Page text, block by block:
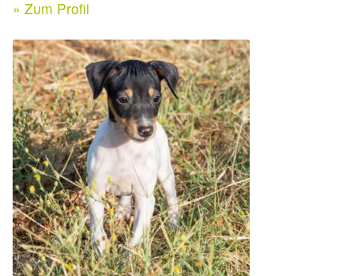
Aktuelle Spenden 2026
Ihre/Eure Spenden – Januar bis Juni 2026
Spenden 2025
Juli bis Dezember 2025
Januar bis Juni 2025
Spenden 2024
Kontakt & Rechtliches
Facebook
Instagram
» Zum Profil